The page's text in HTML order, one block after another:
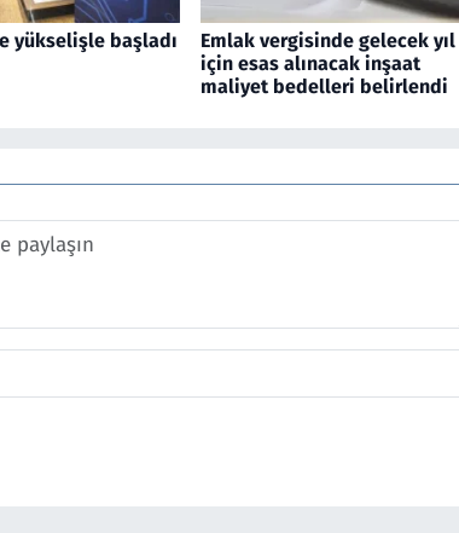
yükselişle başladı
Emlak vergisinde gelecek yıl
için esas alınacak inşaat
maliyet bedelleri belirlendi